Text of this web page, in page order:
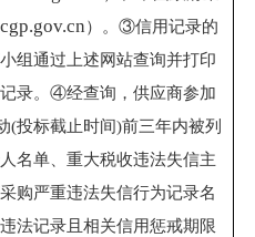
）。③信用记录的
组通过上述网站查询并打印
录。④经查询，供应商参加
(投标截止时间)前三年内被列
名单、重大税收违法失信主
购严重违法失信行为记录名
法记录且相关信用惩戒期限